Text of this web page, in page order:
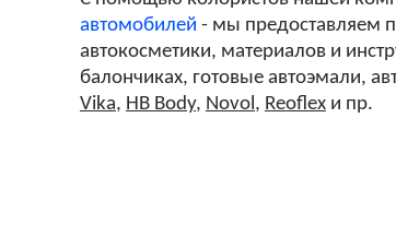
автомобилей - мы предоставляем
автокосметики, материалов и
балончиках, готовые автоэмали,
Vika, HB Body, Novol, Reoflexи пр.